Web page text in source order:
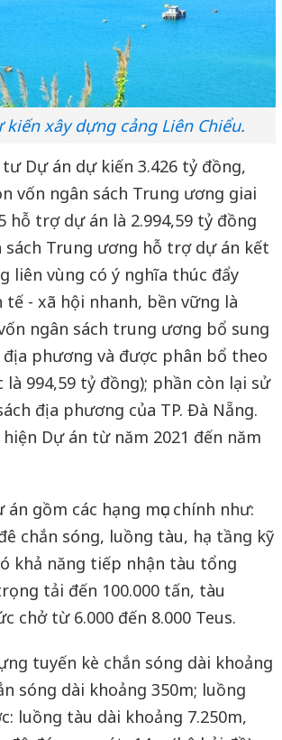
kiến xây dựng cảng Liên Chiểu.
Dự án dự kiến 3.426 tỷ đồng,
vốn ngân sách Trung ương giai
hỗ trợ dự án là 2.994,59 tỷ đồng
sách Trung ương hỗ trợ dự án kết
liên vùng có ý nghĩa thúc đẩy
- xã hội nhanh, bền vững là
ngân sách trung ương bổ sung
địa phương và được phân bổ theo
là 994,59 tỷ đồng); phần còn lại sử
địa phương của TP. Đà Nẵng.
Dự án từ năm 2021 đến năm
án gồm các hạng mục chính như:
chắn sóng, luồng tàu, hạ tầng kỹ
khả năng tiếp nhận tàu tổng
tải đến 100.000 tấn, tàu
chở từ 6.000 đến 8.000 Teus.
tuyến kè chắn sóng dài khoảng
sóng dài khoảng 350m; luồng
luồng tàu dài khoảng 7.250m,